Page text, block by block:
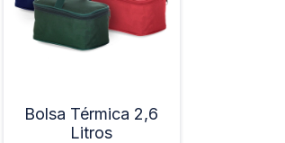
Bolsa Térmica 2,6
Litros